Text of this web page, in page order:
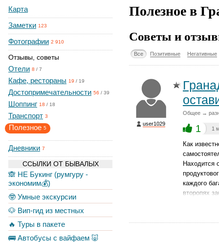
Карта
Заметки 123
Фотографии 2 910
Отзывы, советы
Отели 8 / 7
Кафе, рестораны 19 / 19
Достопримечательности 56 / 39
Шоппинг 18 / 18
Транспорт 3
Полезное 5
Дневники 7
ССЫЛКИ ОТ БЫВАЛЫХ
🙈 НЕ Букинг (румгуру -
экономим💰)
🤓 Умные экскурсии
🐶 Вип-гид из местных
🔥 Туры в пакете
🚌 Автобусы с вайфаем 🐷
Полезное в
Советы и
Все Позитивные Негативные
user1029
Общее →
1 1
Как
Находится
каждого
второпях